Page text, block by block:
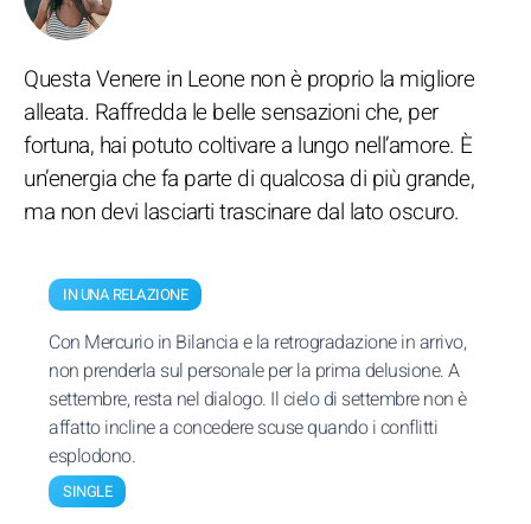
Questa Venere in Leone non è proprio la migliore
alleata. Raffredda le belle sensazioni che, per
fortuna, hai potuto coltivare a lungo nell’amore. È
un’energia che fa parte di qualcosa di più grande,
ma non devi lasciarti trascinare dal lato oscuro.
IN UNA RELAZIONE
Con Mercurio in Bilancia e la retrogradazione in arrivo,
non prenderla sul personale per la prima delusione. A
settembre, resta nel dialogo. Il cielo di settembre non è
affatto incline a concedere scuse quando i conflitti
esplodono.
SINGLE